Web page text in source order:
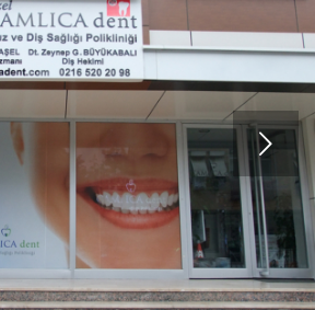
Sonraki